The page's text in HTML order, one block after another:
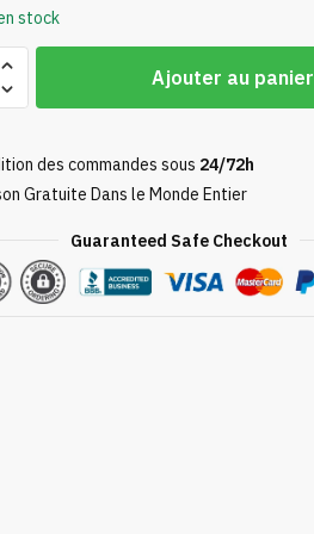
stock
Ajouter au panier
des commandes sous 24/72h
Gratuite Dans le Monde Entier
Guaranteed Safe Checkout